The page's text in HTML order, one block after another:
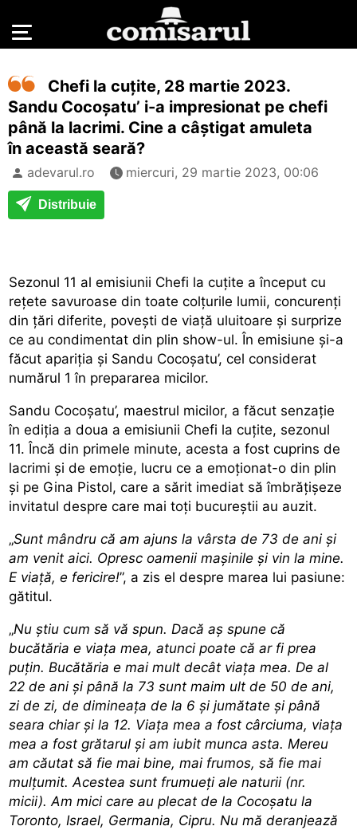
Chefi la cuțite, 28 martie 2023.
Sandu Cocoșatu’ i-a impresionat pe chefi
până la lacrimi. Cine a câștigat amuleta
în această seară?
adevarul.ro miercuri, 29 martie 2023, 00:06
Distribuie
Sezonul 11 al emisiunii Chefi la cuțite a început cu
rețete savuroase din toate colțurile lumii, concurenți
din țări diferite, povești de viață uluitoare și surprize
ce au condimentat din plin show-ul. În emisiune și-a
făcut apariția și Sandu Cocoșatu’, cel considerat
numărul 1 în prepararea micilor.
Sandu Cocoșatu’, maestrul micilor, a făcut senzație
în ediția a doua a emisiunii Chefi la cuțite, sezonul
11. Încă din primele minute, acesta a fost cuprins de
lacrimi și de emoție, lucru ce a emoționat-o din plin
și pe Gina Pistol, care a sărit imediat să îmbrățișeze
invitatul despre care mai toți bucureștii au auzit.
„Sunt mândru că am ajuns la vârsta de 73 de ani și
am venit aici. Opresc oamenii mașinile și vin la mine.
E viață, e fericire!”, a zis el despre marea lui pasiune:
gătitul.
„Nu știu cum să vă spun. Dacă aș spune că
bucătăria e viața mea, atunci poate că ar fi prea
puțin. Bucătăria e mai mult decât viața mea. De al
22 de ani și până la 73 sunt maim ult de 50 de ani,
zi de zi, de dimineața de la 6 și jumătate și până
seara chiar și la 12. Viața mea a fost cârciuma, viața
mea a fost grătarul și am iubit munca asta. Mereu
am căutat să fie mai bine, mai frumos, să fie mai
mulțumit. Acestea sunt frumueți ale naturii (nr.
micii). Am mici care au plecat de la Cocoșatu la
Toronto, Israel, Germania, Cipru. Nu mă deranjează